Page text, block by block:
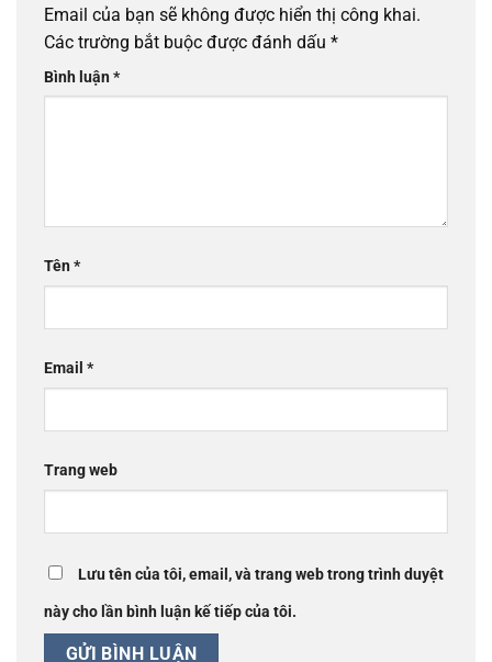
Email của bạn sẽ không được hiển thị công khai.
Các trường bắt buộc được đánh dấu *
Bình luận*
Tên*
Email *
Trang web
Lưu tên của tôi, email, và trang web trong trình duyệt
này cho lần bình luận kế tiếp của tôi.